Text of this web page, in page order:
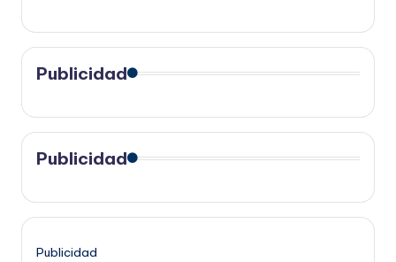
Publicidad
Publicidad
Publicidad